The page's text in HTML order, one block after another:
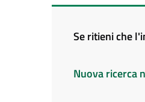
Se ritieni che
Nuova ricerca